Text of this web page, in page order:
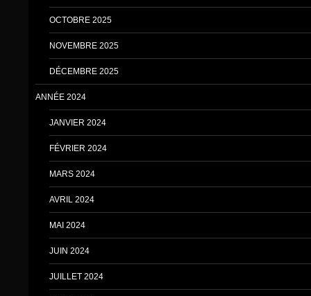
OCTOBRE 2025
NOVEMBRE 2025
DÉCEMBRE 2025
ANNÉE 2024
JANVIER 2024
FÉVRIER 2024
MARS 2024
AVRIL 2024
MAI 2024
JUIN 2024
JUILLET 2024